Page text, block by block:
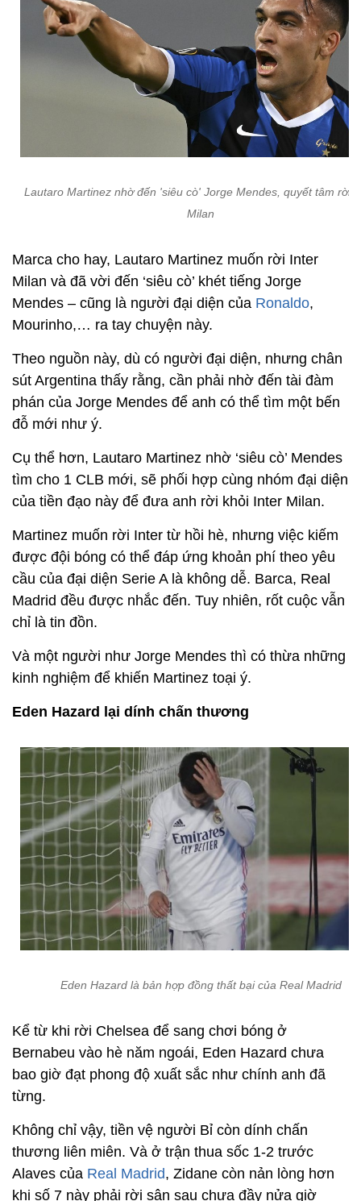
Lautaro Martinez nhờ đến 'siêu cò' Jorge Mendes, quyết tâm rời
Milan
Marca cho hay, Lautaro Martinez muốn rời Inter
Milan và đã vời đến ‘siêu cò’ khét tiếng Jorge
Mendes – cũng là người đại diện của Ronaldo,
Mourinho,… ra tay chuyện này.
Theo nguồn này, dù có người đại diện, nhưng chân
sút Argentina thấy rằng, cần phải nhờ đến tài đàm
phán của Jorge Mendes để anh có thể tìm một bến
đỗ mới như ý.
Cụ thể hơn, Lautaro Martinez nhờ ‘siêu cò’ Mendes
tìm cho 1 CLB mới, sẽ phối hợp cùng nhóm đại diện
của tiền đạo này để đưa anh rời khỏi Inter Milan.
Martinez muốn rời Inter từ hồi hè, nhưng việc kiếm
được đội bóng có thể đáp ứng khoản phí theo yêu
cầu của đại diện Serie A là không dễ. Barca, Real
Madrid đều được nhắc đến. Tuy nhiên, rốt cuộc vẫn
chỉ là tin đồn.
Và một người như Jorge Mendes thì có thừa những
kinh nghiệm để khiến Martinez toại ý.
Eden Hazard lại dính chấn thương
Eden Hazard là bản hợp đồng thất bại của Real Madrid
Kể từ khi rời Chelsea để sang chơi bóng ở
Bernabeu vào hè năm ngoái, Eden Hazard chưa
bao giờ đạt phong độ xuất sắc như chính anh đã
từng.
Không chỉ vậy, tiền vệ người Bỉ còn dính chấn
thương liên miên. Và ở trận thua sốc 1-2 trước
Alaves của Real Madrid, Zidane còn nản lòng hơn
khi số 7 này phải rời sân sau chưa đầy nửa giờ